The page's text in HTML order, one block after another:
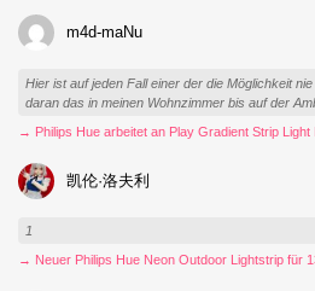
m4d-maNu
Hier ist auf jeden Fall einer der die Möglichkeit
daran das in meinen Wohnzimmer bis auf der
→ Philips Hue arbeitet an Play Gradient Strip Light
凯伦·洛夫利
1
→ Neuer Philips Hue Neon Outdoor Lightstrip für